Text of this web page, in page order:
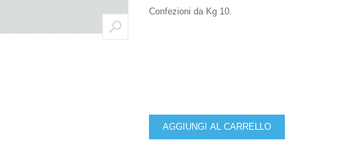
Confezioni da Kg 10.
AGGIUNGI AL CARRELLO